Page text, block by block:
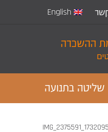
English
ההשכרה
שליטה בתנועה